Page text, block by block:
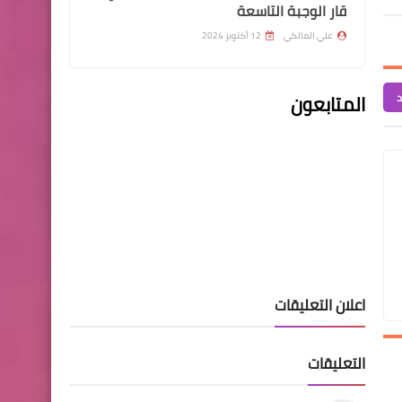
#عاجل وزير العمل : نسعى
بشرى سارة الى منتسبي
قار الوجبة التاسعة
علي المالكي 12 أكتوبر 2024
المتابعون
اعلان التعليقات
التعليقات